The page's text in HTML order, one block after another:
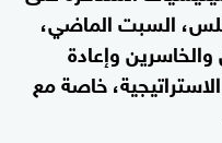
السبت الماضي،
وإعادة
خاصة مع